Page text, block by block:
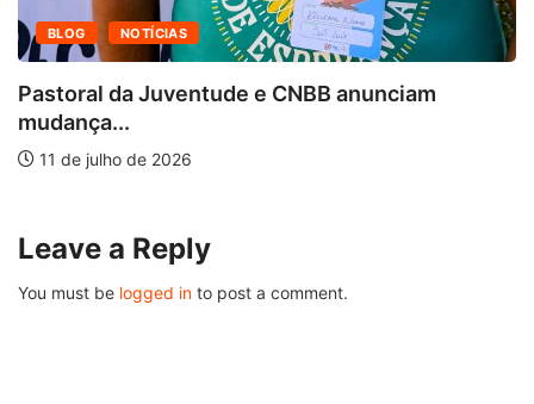
BLOG NOTÍCIAS
Pastoral da Juventude e CNBB anunciam
mudança...
11 de julho de 2026
Leave a Reply
You must be logged in to post a comment.